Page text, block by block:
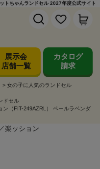
トちゃんランドセル 2027年度公式サイト
展示会
店舗一覧
カタログ
請求
> 女の子に人気のランドセル
ドセル
ン（FIT-249AZRL） ペールラベンダ